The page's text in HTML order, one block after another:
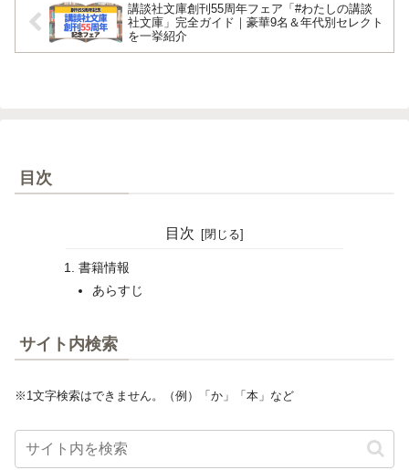
講談社文庫創刊55周年フェア「#わたしの講談
社文庫」完全ガイド｜豪華9名＆年代別セレクト
を一挙紹介
目次
目次
書籍情報
あらすじ
サイト内検索
※1文字検索はできません。（例）「か」「本」など